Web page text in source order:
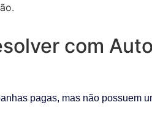
com
pagas, mas não possuem